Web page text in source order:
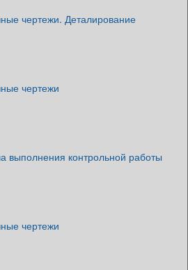
чертежи. Деталирование
чертежи
выполнения контрольной работы
чертежи